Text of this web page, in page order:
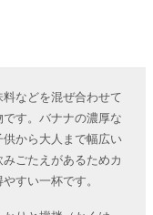
などを混ぜ合わせて
す。バナナの濃厚な
から大人まで幅広い
ごたえがあるためカ
すい一杯です。